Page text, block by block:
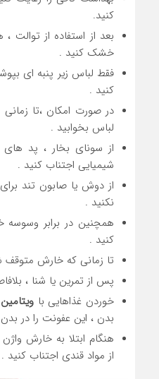
کنید.
بعد از استفاده از
خشک کنید .
فقط لباس زیر پنبه ای
کنید .
در صورت امکان ،تا
لباس بخوابید .
از سونای بخار ، پد
شیمیایی اجتناب کنید .
از دوش یا صابون تند
نکنید .
همچنین در برابر وسوسه
کنید .
تا زمانی که خارش متوقف
پس از تمرین یا شنا ،
خوردن غذاهایی باویتامین C
بدن ، این عفونت را در
هنگام ابتلا به خارش
از مواد قندی اجتناب کنید .